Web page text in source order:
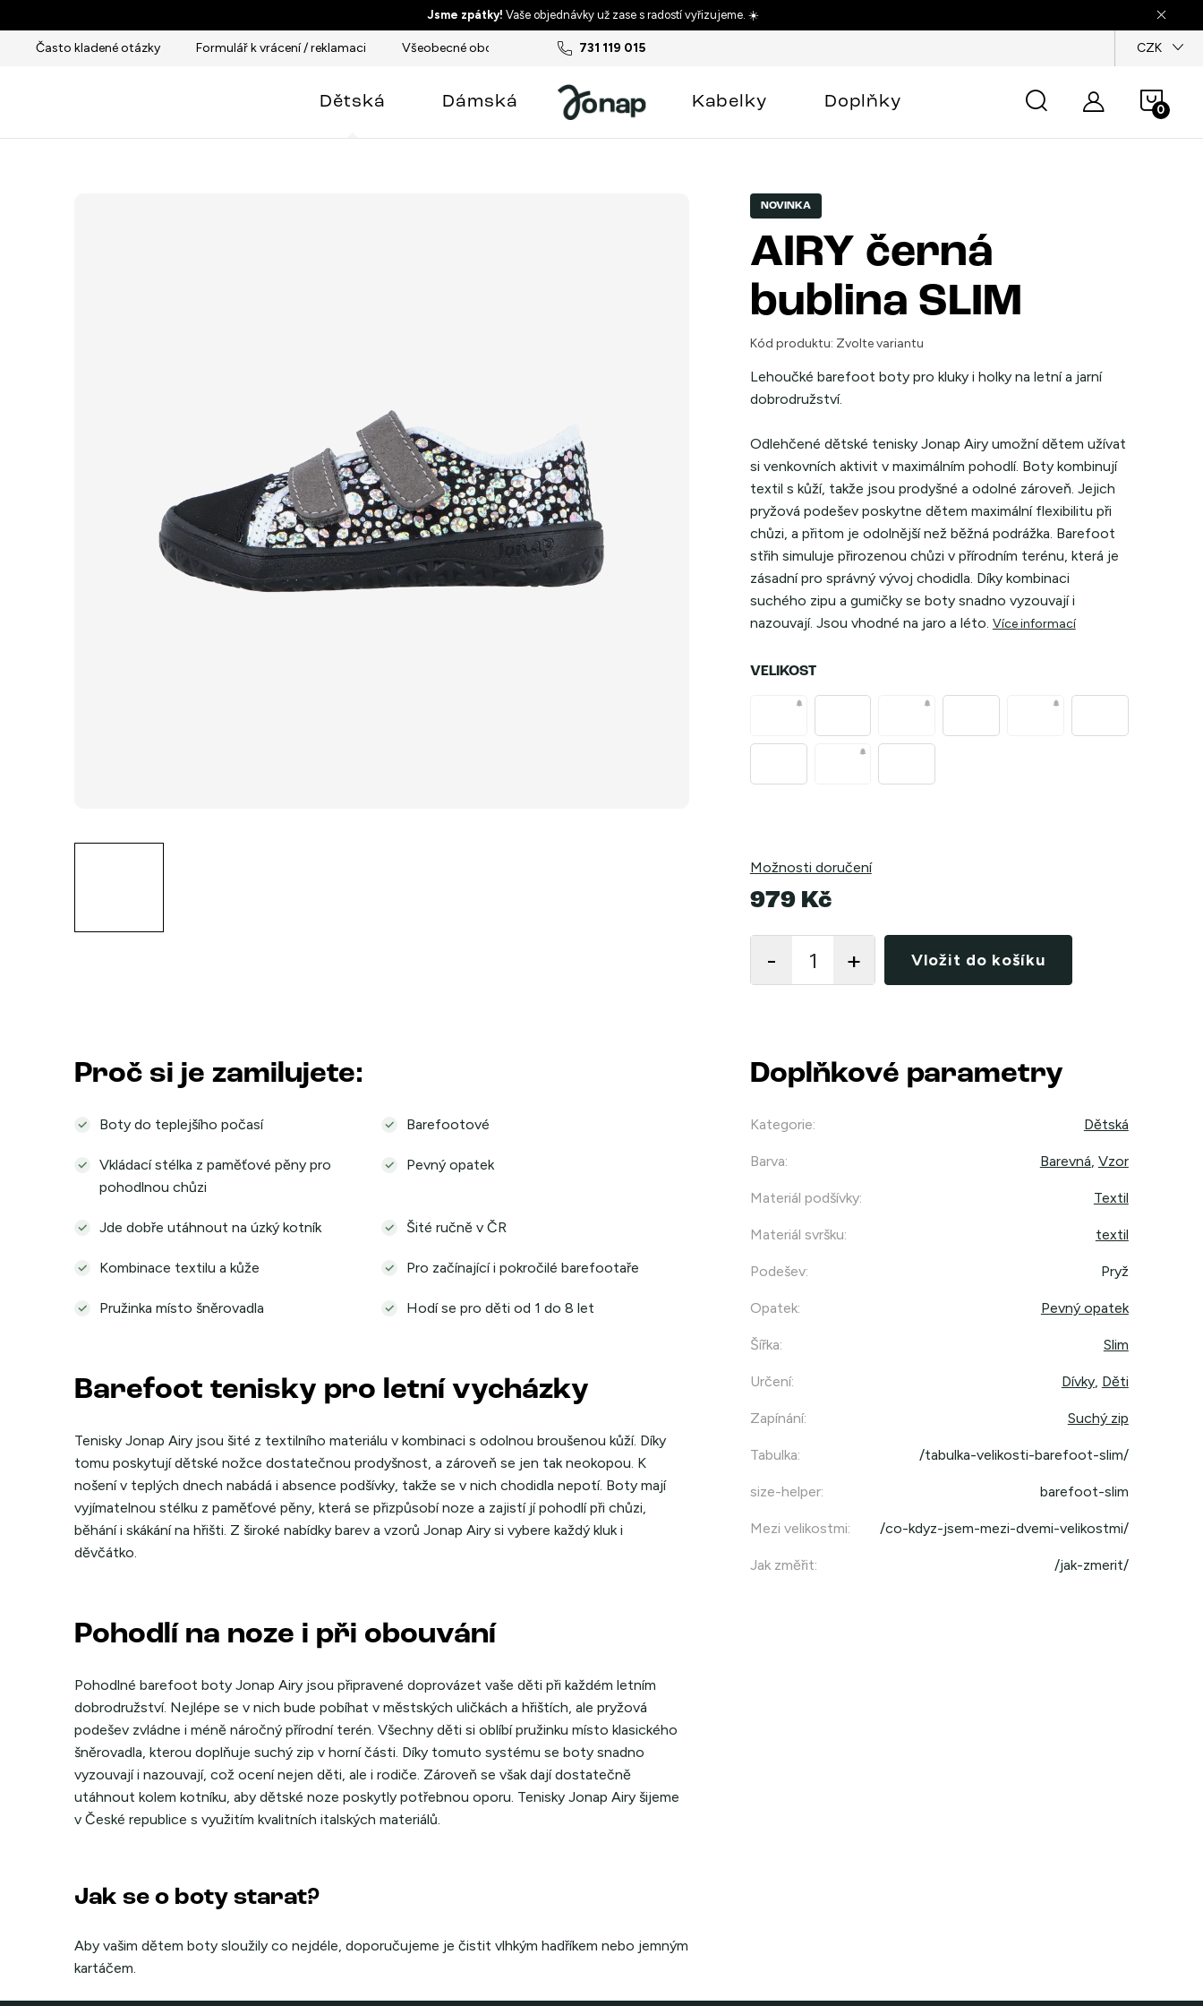
na
obsah
Jsme zpátky! Vaše objednávky už zase s radostí vyřizujeme. ☀️
731 119 015
Často kladené otázky Formulář k vrácení / reklamaci Všeobecné obchodní podmínky Podmínky ochrany osobních údajů CZK
košík
Dětská Dámská Kabelky Doplňky
NOVINKA
AIRY černá
bublina SLIM
Kód produktu: Zvolte variantu
Lehoučké barefoot boty pro kluky i holky na letní a jarní
dobrodružství.
Odlehčené dětské tenisky Jonap Airy umožní dětem užívat
si venkovních aktivit v maximálním pohodlí. Boty kombinují
textil s kůží, takže jsou prodyšné a odolné zároveň. Jejich
pryžová podešev poskytne dětem maximální flexibilitu při
chůzi, a přitom je odolnější než běžná podrážka. Barefoot
střih simuluje přirozenou chůzi v přírodním terénu, která je
zásadní pro správný vývoj chodidla. Díky kombinaci
suchého zipu a gumičky se boty snadno vyzouvají i
nazouvají. Jsou vhodné na jaro a léto. Více informací
VELIKOST
Možnosti doručení
979 Kč
Vložit do košíku
Proč si je zamilujete:
Boty do teplejšího počasí Barefootové
Vkládací stélka z paměťové pěny pro
pohodlnou chůzi
Pevný opatek
Jde dobře utáhnout na úzký kotník Šité ručně v ČR
Kombinace textilu a kůže Pro začínající i pokročilé barefootaře
Pružinka místo šněrovadla Hodí se pro děti od 1 do 8 let
Barefoot tenisky pro letní vycházky
Tenisky Jonap Airy jsou šité z textilního materiálu v kombinaci s odolnou broušenou kůží. Díky
tomu poskytují dětské nožce dostatečnou prodyšnost, a zároveň se jen tak neokopou. K
nošení v teplých dnech nabádá i absence podšívky, takže se v nich chodidla nepotí. Boty mají
vyjímatelnou stélku z paměťové pěny, která se přizpůsobí noze a zajistí jí pohodlí při chůzi,
běhání i skákání na hřišti. Z široké nabídky barev a vzorů Jonap Airy si vybere každý kluk i
děvčátko.
Pohodlí na noze i při obouvání
Pohodlné barefoot boty Jonap Airy jsou připravené doprovázet vaše děti při každém letním
dobrodružství. Nejlépe se v nich bude pobíhat v městských uličkách a hřištích, ale pryžová
podešev zvládne i méně náročný přírodní terén. Všechny děti si oblíbí pružinku místo klasického
šněrovadla, kterou doplňuje suchý zip v horní části. Díky tomuto systému se boty snadno
vyzouvají i nazouvají, což ocení nejen děti, ale i rodiče. Zároveň se však dají dostatečně
utáhnout kolem kotníku, aby dětské noze poskytly potřebnou oporu. Tenisky Jonap Airy šijeme
v České republice s využitím kvalitních italských materiálů.
Jak se o boty starat?
Aby vašim dětem boty sloužily co nejdéle, doporučujeme je čistit vlhkým hadříkem nebo jemným
kartáčem.
Doplňkové parametry
Kategorie: Dětská
Barva: Barevná, Vzor
Materiál podšívky: Textil
Materiál svršku: textil
Podešev: Pryž
Opatek: Pevný opatek
Šířka: Slim
Určení: Dívky, Děti
Zapínání: Suchý zip
Tabulka: /tabulka-velikosti-barefoot-slim/
size-helper: barefoot-slim
Mezi velikostmi: /co-kdyz-jsem-mezi-dvemi-velikostmi/
Jak změřit: /jak-zmerit/